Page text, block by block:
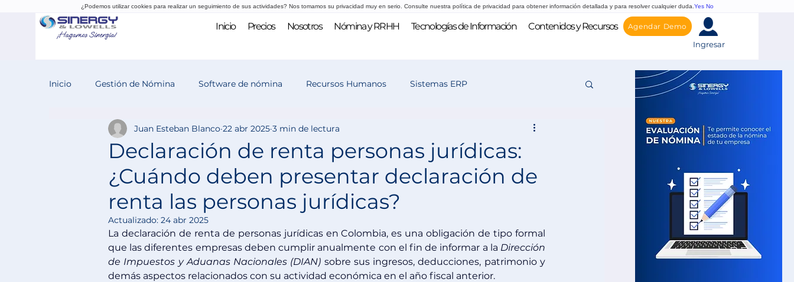
Inicio Precios Nosotros Nómina y RRHH Tecnologías de Información Contenidos y Recursos Agendar Demo
Ingresar
Inicio Gestión de Nómina Software de nómina Recursos Humanos Sistemas ERP
Evaluación del desempeño Reclutamiento y selección
Declaración de renta personas jurídicas:
¿Cuándo deben presentar declaración de
renta las personas jurídicas?
Juan Esteban Blanco 22 abr 2025 3 min de lectura
Actualizado: 24 abr 2025
La declaración de renta de personas jurídicas en Colombia, es una obligación de tipo formal
que las diferentes empresas deben cumplir anualmente con el fin de informar a la Dirección
de Impuestos y Aduanas Nacionales (DIAN) sobre sus ingresos, deducciones, patrimonio y
demás aspectos relacionados con su actividad económica en el año fiscal anterior.
¿Podemos utilizar cookies para realizar un seguimiento de sus actividades? Nos tomamos su privacidad muy en serio. Consulte nuestra política de privacidad para obtener información detallada y para resolver cualquier duda. Yes No